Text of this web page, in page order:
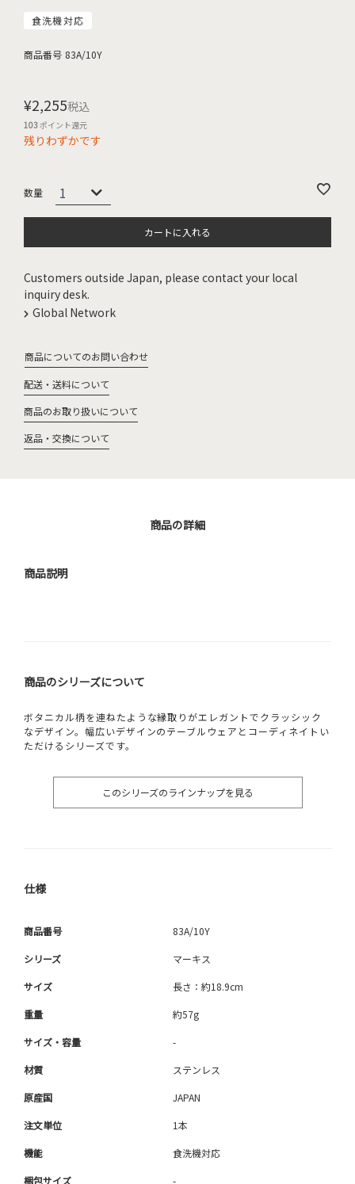
食洗機対応
商品番号 83A/10Y
¥2,255税込
103ポイント還元
残りわずかです
カートに入れる
Customers outside Japan, please contact your local
inquiry desk.
Global Network
商品についてのお問い合わせ
配送・送料について
商品のお取り扱いについて
返品・交換について
商品の詳細
商品説明
商品のシリーズについて
ボタニカル柄を連ねたような縁取りがエレガントでクラッシック
なデザイン。幅広いデザインのテーブルウェアとコーディネイトい
ただけるシリーズです。
このシリーズのラインナップを見る
仕様
商品番号 83A/10Y
シリーズ マーキス
サイズ 長さ：約18.9cm
重量 約57g
サイズ・容量 -
材質 ステンレス
原産国 JAPAN
注文単位 1本
機能 食洗機対応
梱包サイズ -